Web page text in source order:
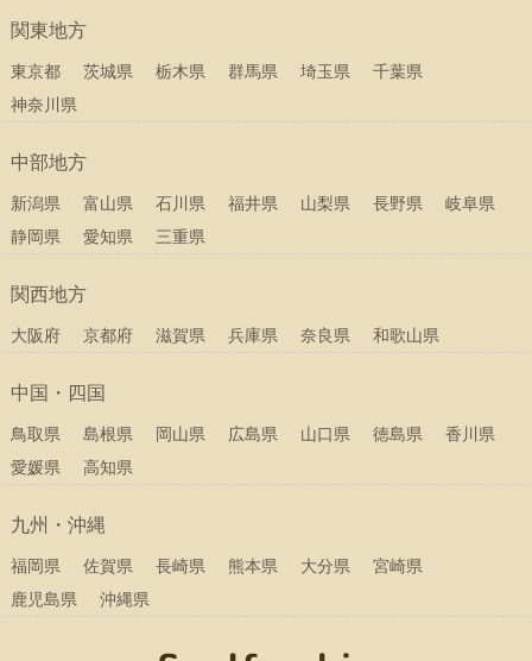
関東地方
東京都 茨城県 栃木県 群馬県 埼玉県
千葉県
神奈川県
中部地方
新潟県 富山県 石川県 福井県 山梨県 長野県
岐阜県
静岡県
愛知県 三重県
関西地方
大阪府 京都府 滋賀県 兵庫県 奈良県 和歌山県
中国・四国
鳥取県 島根県 岡山県 広島県 山口県 徳島県
香川県
愛媛県
高知県
九州・沖縄
福岡県 佐賀県 長崎県 熊本県 大分県
宮崎県
鹿児島県
沖縄県